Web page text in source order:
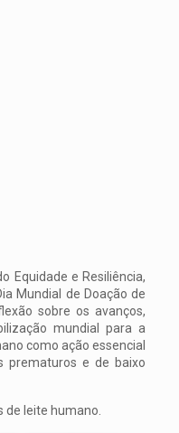
Equidade e Resiliência,
Mundial de Doação de
sobre os avanços,
mundial para a
como ação essencial
prematuros e de baixo
de leite humano.